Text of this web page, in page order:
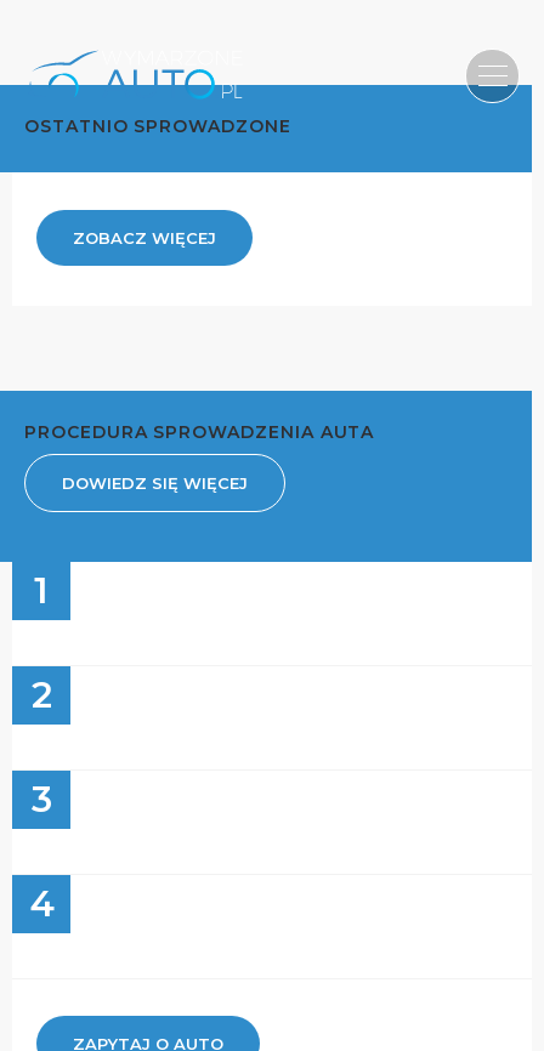
OSTATNIO SPROWADZONE
ZOBACZ WIĘCEJ
PROCEDURA SPROWADZENIA AUTA
DOWIEDZ SIĘ WIĘCEJ
1
2
3
4
ZAPYTAJ O AUTO